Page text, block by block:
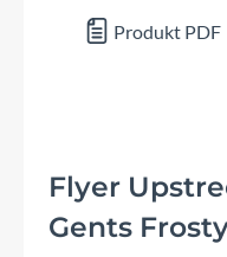
Produkt PDF
Flyer
Gents